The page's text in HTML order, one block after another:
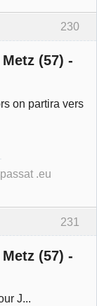
230
(57) -
on partira vers
.eu
231
(57) -
J...